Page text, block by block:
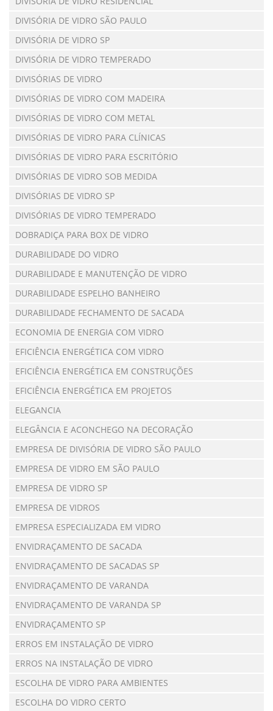
DIVISÓRIA DE VIDRO SÃO PAULO
DIVISÓRIA DE VIDRO SP
DIVISÓRIA DE VIDRO TEMPERADO
DIVISÓRIAS DE VIDRO
DIVISÓRIAS DE VIDRO COM MADEIRA
DIVISÓRIAS DE VIDRO COM METAL
DIVISÓRIAS DE VIDRO PARA CLÍNICAS
DIVISÓRIAS DE VIDRO PARA ESCRITÓRIO
DIVISÓRIAS DE VIDRO SOB MEDIDA
DIVISÓRIAS DE VIDRO SP
DIVISÓRIAS DE VIDRO TEMPERADO
DOBRADIÇA PARA BOX DE VIDRO
DURABILIDADE DO VIDRO
DURABILIDADE E MANUTENÇÃO DE VIDRO
DURABILIDADE ESPELHO BANHEIRO
DURABILIDADE FECHAMENTO DE SACADA
ECONOMIA DE ENERGIA COM VIDRO
EFICIÊNCIA ENERGÉTICA COM VIDRO
EFICIÊNCIA ENERGÉTICA EM CONSTRUÇÕES
EFICIÊNCIA ENERGÉTICA EM PROJETOS
ELEGANCIA
ELEGÂNCIA E ACONCHEGO NA DECORAÇÃO
EMPRESA DE DIVISÓRIA DE VIDRO SÃO PAULO
EMPRESA DE VIDRO EM SÃO PAULO
EMPRESA DE VIDRO SP
EMPRESA DE VIDROS
EMPRESA ESPECIALIZADA EM VIDRO
ENVIDRAÇAMENTO DE SACADA
ENVIDRAÇAMENTO DE SACADAS SP
ENVIDRAÇAMENTO DE VARANDA
ENVIDRAÇAMENTO DE VARANDA SP
ENVIDRAÇAMENTO SP
ERROS EM INSTALAÇÃO DE VIDRO
ERROS NA INSTALAÇÃO DE VIDRO
ESCOLHA DE VIDRO PARA AMBIENTES
ESCOLHA DO VIDRO CERTO